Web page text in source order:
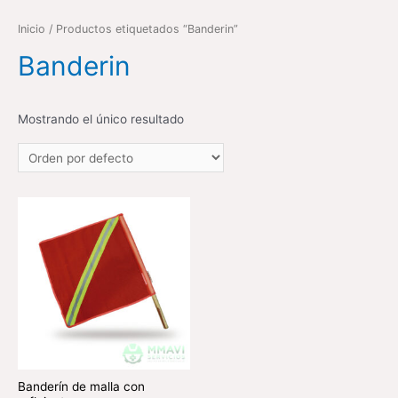
Inicio / Productos etiquetados “Banderin”
Banderin
Mostrando el único resultado
Banderín de malla con